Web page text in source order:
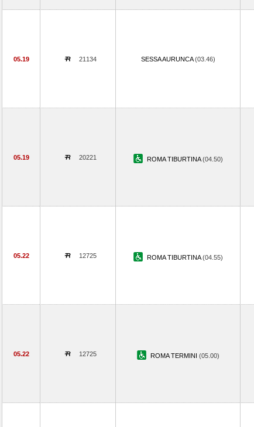
05.19 21134 SESSA AURUNCA(03.46)
05.19 20221 ROMA TIBURTINA(04.50)
05.22 12725 ROMA TIBURTINA(04.55)
05.22 12725 ROMA TERMINI (05.00)